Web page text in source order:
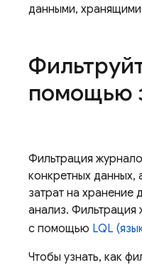
данными,
помощью
Фильтрация
конкретных данных,
затрат на хранение
анализ. Фильтрация
с помощью LQL
Чтобы узнать, как